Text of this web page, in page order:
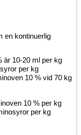
en kontinuerlig
är 10-20 ml per kg
per kg
10 % vid 70 kg
10 % per kg
per kg